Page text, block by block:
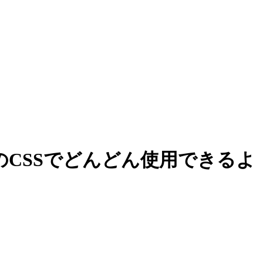
でどんどん使用できるよ